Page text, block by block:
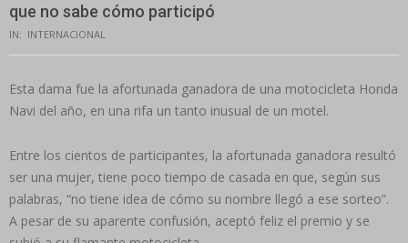
que no sabe cómo participó
IN: INTERNACIONAL
Esta dama fue la afortunada ganadora de una motocicleta Honda
Navi del año, en una rifa un tanto inusual de un motel.
Entre los cientos de participantes, la afortunada ganadora resultó
ser una mujer, tiene poco tiempo de casada en que, según sus
palabras, “no tiene idea de cómo su nombre llegó a ese sorteo”.
A pesar de su aparente confusión, aceptó feliz el premio y se